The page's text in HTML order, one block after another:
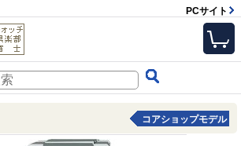
PCサイト
コアショップモデル